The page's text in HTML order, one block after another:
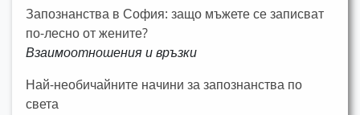
Запознанства в София: защо мъжете се записват
по-лесно от жените?
Взаимоотношения и връзки
Най-необичайните начини за запознанства по
света